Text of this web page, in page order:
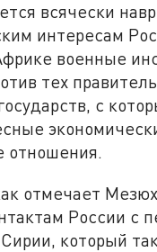
всячески
интересам
военные
тех
с
отношения.
отмечает
России с
который